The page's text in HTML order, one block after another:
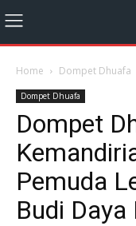
Home Dompet Dhuafa
Dompet Dhuafa
Dompet
Pemuda
Budi